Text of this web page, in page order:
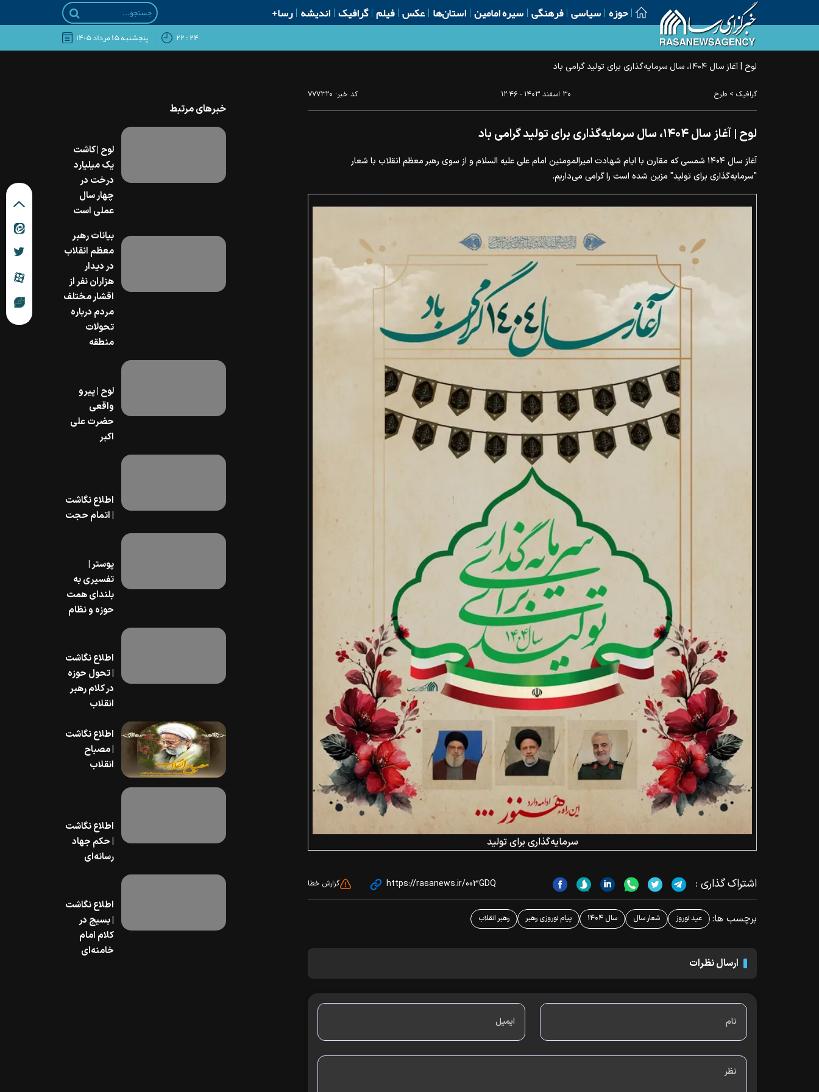
حوزه سیاسی فرهنگی سیره امامین استان‌ها عکس فیلم گرافیک اندیشه رسا+
۲۴ : ۲۲ پنجشنبه ۱۵ مرداد ۱۴۰۵
لوح | آغاز سال ۱۴۰۴، سال سرمایه‌گذاری برای تولید گرامی باد
گرافیک > طرح ۳۰ اسفند ۱۴۰۳ - ۱۲:۴۶ کد خبر: ۷۷۷۳۲۰
لوح | آغاز سال ۱۴۰۴، سال سرمایه‌گذاری برای تولید گرامی باد
آغاز سال ۱۴۰۴ شمسی که مقارن با ایام شهادت امیرالمومنین امام علی علیه السلام و از سوی رهبر معظم انقلاب با شعار
"سرمایه‌گذاری برای تولید" مزین شده است را گرامی می‌داریم.
سرمایه‌گذاری برای تولید
اشتراک گذاری : https://rasanews.ir/003GDQ گزارش خطا
برچسب ها: عید نوروز شعار سال سال ۱۴۰۴ پیام نوروزی رهبر رهبر انقلاب
ارسال نظرات
خبرهای مرتبط
لوح | کاشت
یک میلیارد
درخت در
چهار سال
عملی است
بیانات رهبر
معظم انقلاب
در دیدار
هزاران نفر از
اقشار مختلف
مردم درباره
تحولات
منطقه
لوح | پیرو
واقعی
اکبر
اطلاع نگاشت
| اتمام حجت
پوستر |
تفسیری به
بلندای همت
حوزه و نظام
اطلاع نگاشت
| تحول حوزه
در کلام رهبر
انقلاب
اطلاع نگاشت
| مصباح
انقلاب
اطلاع نگاشت
| حکم جهاد
رسانه‌ای
اطلاع نگاشت
| بسیج در
کلام امام
خامنه‌ای